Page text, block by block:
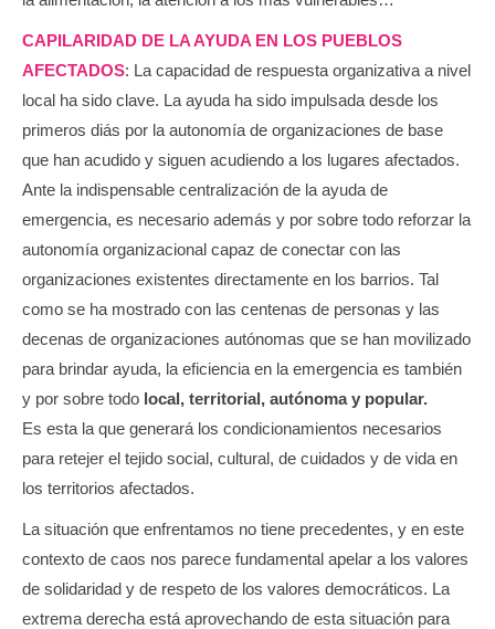
CAPILARIDAD DE LA AYUDA EN LOS PUEBLOS
AFECTADOS: La capacidad de respuesta organizativa a nivel
local ha sido clave. La ayuda ha sido impulsada desde los
primeros diás por la autonomía de organizaciones de base
que han acudido y siguen acudiendo a los lugares afectados.
Ante la indispensable centralización de la ayuda de
emergencia, es necesario además y por sobre todo reforzar la
autonomía organizacional capaz de conectar con las
organizaciones existentes directamente en los barrios. Tal
como se ha mostrado con las centenas de personas y las
decenas de organizaciones autónomas que se han movilizado
para brindar ayuda, la eficiencia en la emergencia es también
y por sobre todo local, territorial, autónoma y popular.
Es esta la que generará los condicionamientos necesarios
para retejer el tejido social, cultural, de cuidados y de vida en
los territorios afectados.
La situación que enfrentamos no tiene precedentes, y en este
contexto de caos nos parece fundamental apelar a los valores
de solidaridad y de respeto de los valores democráticos. La
extrema derecha está aprovechando de esta situación para